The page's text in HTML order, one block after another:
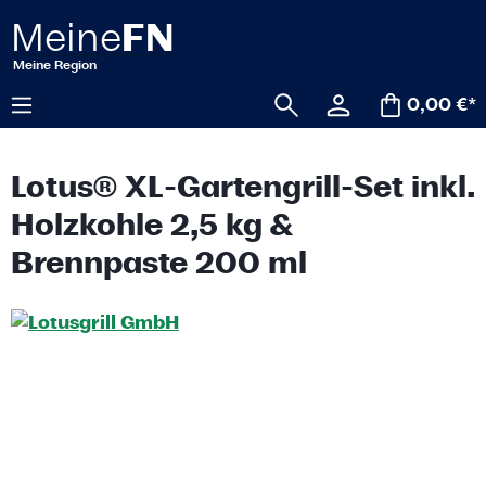
springen
0,00 €*
Lotus® XL-Gartengrill-Set inkl.
Holzkohle 2,5 kg &
Brennpaste 200 ml